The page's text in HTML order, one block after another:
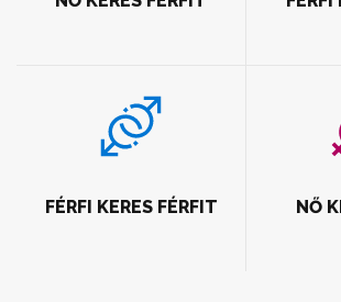
FÉRFI KERES FÉRFIT NŐ